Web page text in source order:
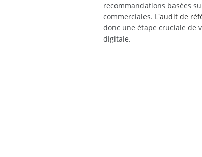
recommandations basées
commerciales. L'audit de
donc une étape cruciale de
digitale.